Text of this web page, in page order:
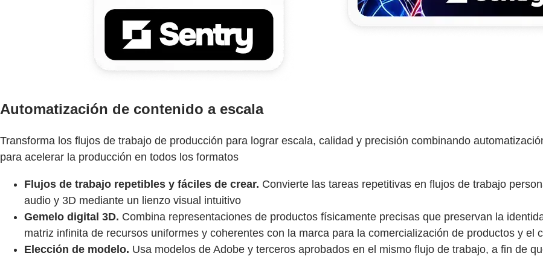
Automatización de contenido a escala
Transforma los flujos de trabajo de producción para lograr escala, calidad y precisión combinando
para acelerar la producción en todos los formatos
Flujos de trabajo repetibles y fáciles de crear. Convierte las tareas repetitivas en flujos de trabajo
audio y 3D mediante un lienzo visual intuitivo
Gemelo digital 3D. Combina representaciones de productos físicamente precisas que preservan la
matriz infinita de recursos uniformes y coherentes con la marca para la comercialización de productos y el
Elección de modelo. Usa modelos de Adobe y terceros aprobados en el mismo flujo de trabajo, a fin de